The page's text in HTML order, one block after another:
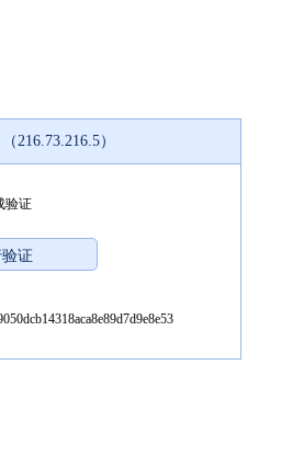
216.73.216.5）
验证